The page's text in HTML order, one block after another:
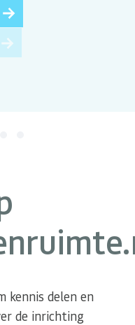
kennis delen en
de inrichting